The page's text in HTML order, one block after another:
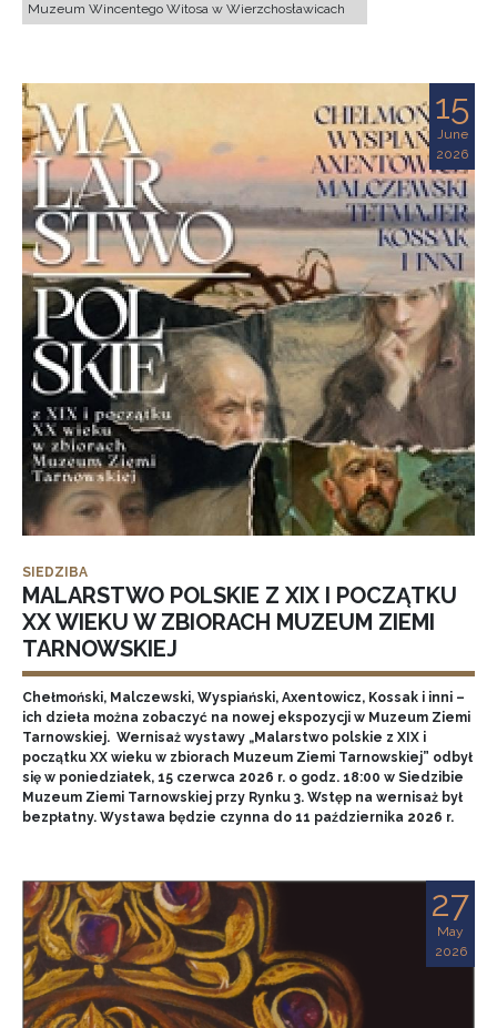
Muzeum Wincentego Witosa w Wierzchosławicach
15
June
2026
SIEDZIBA
MALARSTWO POLSKIE Z XIX I POCZĄTKU
XX WIEKU W ZBIORACH MUZEUM ZIEMI
TARNOWSKIEJ
Chełmoński, Malczewski, Wyspiański, Axentowicz, Kossak i inni –
ich dzieła można zobaczyć na nowej ekspozycji w Muzeum Ziemi
Tarnowskiej. Wernisaż wystawy „Malarstwo polskie z XIX i
początku XX wieku w zbiorach Muzeum Ziemi Tarnowskiej” odbył
się w poniedziałek, 15 czerwca 2026 r. o godz. 18:00 w Siedzibie
Muzeum Ziemi Tarnowskiej przy Rynku 3. Wstęp na wernisaż był
bezpłatny. Wystawa będzie czynna do 11 października 2026 r.
27
May
2026